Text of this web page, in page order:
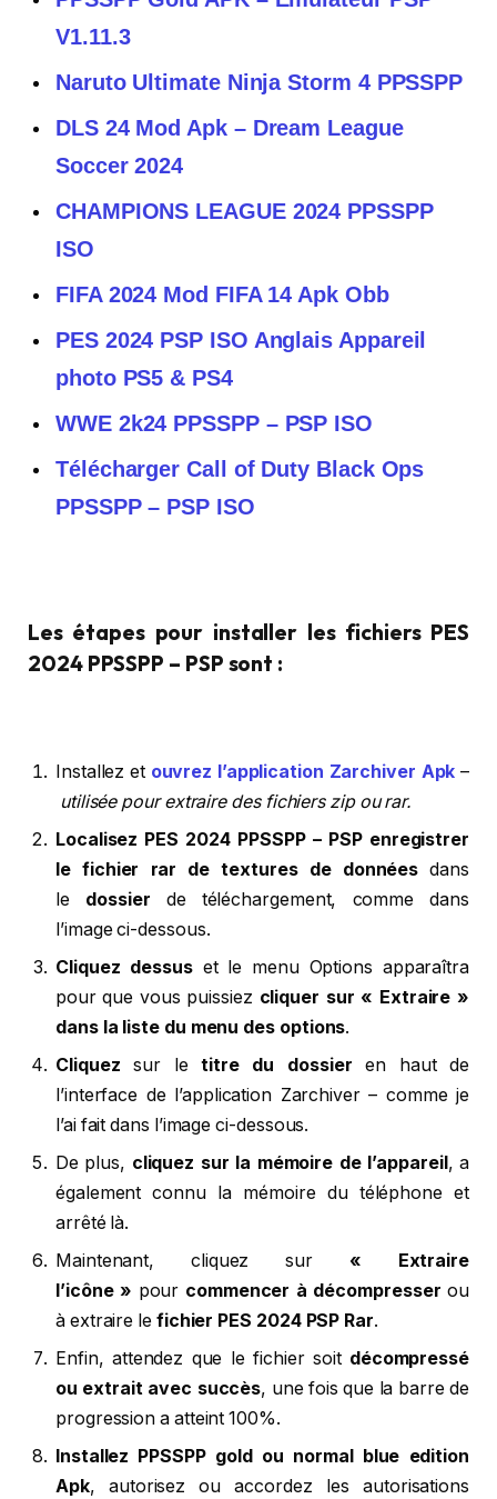
V1.11.3
Naruto Ultimate Ninja Storm 4 PPSSPP
DLS 24 Mod Apk – Dream League
Soccer 2024
CHAMPIONS LEAGUE 2024 PPSSPP
ISO
FIFA 2024 Mod FIFA 14 Apk Obb
PES 2024 PSP ISO Anglais Appareil
photo PS5 & PS4
WWE 2k24 PPSSPP – PSP ISO
Télécharger Call of Duty Black Ops
PPSSPP – PSP ISO
Les étapes pour installer les fichiers PES
2024 PPSSPP – PSP sont :
Installez et ouvrez l’application Zarchiver Apk –
utilisée pour extraire des fichiers zip ou rar.
Localisez PES 2024 PPSSPP – PSP enregistrer
le fichier rar de textures de données dans
le dossier de téléchargement, comme dans
l’image ci-dessous.
Cliquez dessuset le menu Options apparaîtra
pour que vous puissiez cliquer sur « Extraire »
dans la liste du menu des options.
Cliquez sur letitre du dossier en haut de
l’interface de l’application Zarchiver – comme je
l’ai fait dans l’image ci-dessous.
De plus, cliquez sur la mémoire de l’appareil, a
également connu la mémoire du téléphone et
arrêté là.
Maintenant, cliquez sur « Extraire
l’icône » pour commencer à décompresser ou
à extraire le fichier PES 2024 PSP Rar.
Enfin, attendez que le fichier soit décompressé
ou extrait avec succès, une fois que la barre de
progression a atteint 100%.
Installez PPSSPP gold ou normal blue edition
Apk, autorisez ou accordez les autorisations